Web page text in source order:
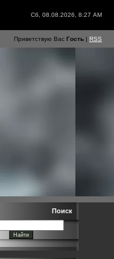
Сб, 08.08.2026, 8:27 AM
Приветствую Вас Гость | RSS
Поиск